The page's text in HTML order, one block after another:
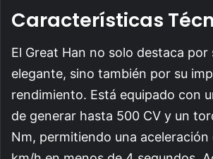
Características
El Great Han no solo destaca por
elegante, sino también por su
rendimiento. Está equipado con
de generar hasta 500 CV y un
Nm, permitiendo una aceleración